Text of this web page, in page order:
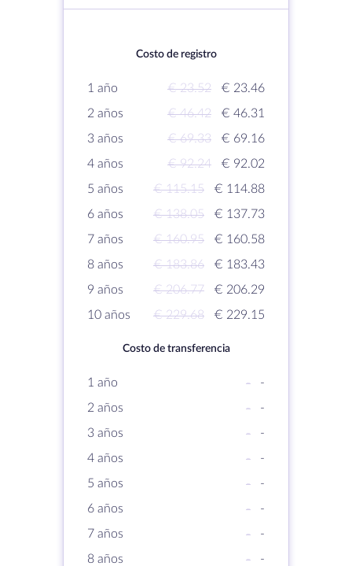
Costo de registro
1 año € 23.52
€ 23.46
2 años
€ 46.42
€ 46.31
3 años
€ 69.33
€ 69.16
4 años
€ 92.24
€ 92.02
5 años
€ 115.15
€ 114.88
6 años
€ 138.05
€ 137.73
7 años
€ 160.95
€ 160.58
8 años
€ 183.86
€ 183.43
9 años
€ 206.77
€ 206.29
10 años
€ 229.68 € 229.15
Costo de transferencia
1 año -
-
2 años
-
-
3 años
-
-
4 años
-
-
5 años
-
-
6 años
-
-
7 años
-
-
8 años
-
-